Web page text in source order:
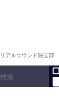
アルサウンド映画部